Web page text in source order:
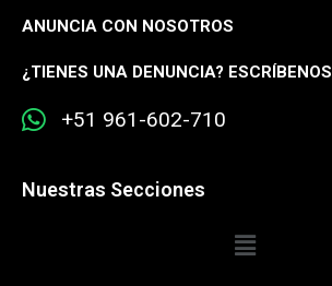
ANUNCIA CON NOSOTROS
¿TIENES UNA DENUNCIA? ESCRÍBENOS
+51 961-602-710
Nuestras Secciones